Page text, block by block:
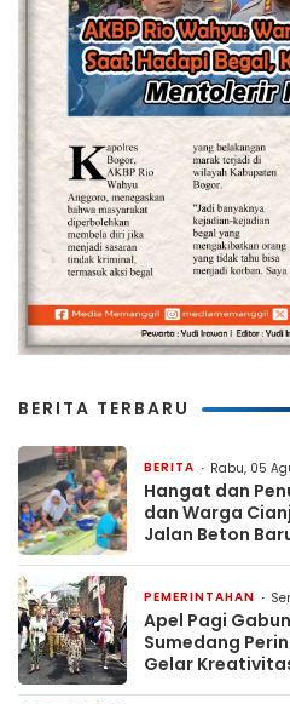
BERITA TERBARU
BERITA Rabu, 05
Hangat dan
dan Warga
Jalan Beton
PEMERINTAHAN
Apel Pagi
Sumedang
Gelar